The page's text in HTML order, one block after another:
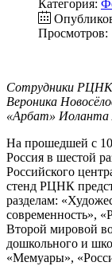
Категория:
Просмотров:
Сотрудники РЦНК
Вероника
«Арбат» Иоланта
На прошедшей с
Россия в шестой
Российского
стенд РЦНК
разделам:
современность»,
Второй мировой
дошкольного и
«Мемуары»,